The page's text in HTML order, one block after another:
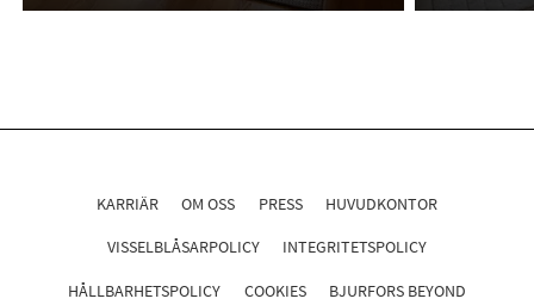
KARRIÄR OM OSS PRESS HUVUDKONTOR
VISSELBLÅSARPOLICY INTEGRITETSPOLICY
HÅLLBARHETSPOLICY COOKIES BJURFORS BEYOND